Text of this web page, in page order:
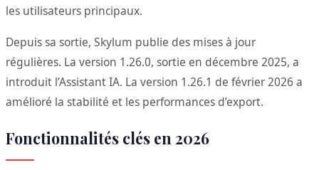
les utilisateurs principaux.
Depuis sa sortie, Skylum publie des mises à jour
régulières. La version 1.26.0, sortie en décembre 2025, a
introduit l’Assistant IA. La version 1.26.1 de février 2026 a
amélioré la stabilité et les performances d’export.
Fonctionnalités clés en 2026